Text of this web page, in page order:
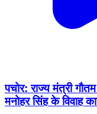
पचोर: राज्य मंत्री
मनोहर सिंह के विवाह